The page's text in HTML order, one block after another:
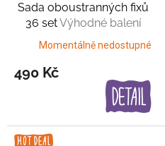
Sada oboustranných fixů
36 setVýhodné balení
Momentálně nedostupné
490 Kč